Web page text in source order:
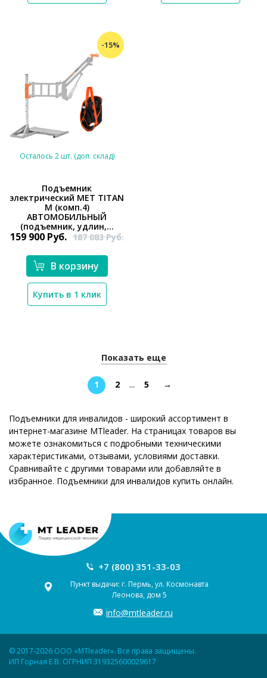
-15%
*}
Осталось 2 шт. (доп. склад)
Подъемник
электрический MET TITAN
M (комп.4)
АВТОМОБИЛЬНЫЙ
(подъемник, удлин,...
159 900 Руб. 187 083Руб.
В корзину
Купить в 1 клик
Показать еще
1 2 ... 5 →
Подъемники для инвалидов - широкий ассортимент в
интернет-магазине MTleader. На страницах товаров вы
можете ознакомиться с подробными техническими
характеристиками, отзывами, условиями доставки.
Сравнивайте с другими товарами или добавляйте в
избранное. Подъемники для инвалидов купить онлайн.
+7 (800) 351-33-03
Пункт выдачи: г. Пермь, ул. Космонавта
Леонова, дом 5
info@mtleader.ru
© 2017-2026 ООО «MTleader». Все права защищены.
ИП Горная Е.В. ОГРНИП 319325600029617